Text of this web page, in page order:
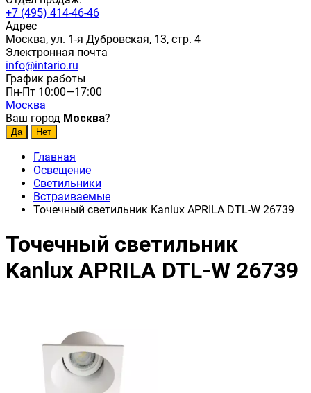
+7 (495) 414-46-46
Адрес
Москва, ул. 1-я Дубровская, 13, стр. 4
Электронная почта
info@intario.ru
График работы
Пн-Пт 10:00—17:00
Москва
Ваш город Москва?
Главная
Освещение
Светильники
Встраиваемые
Точечный светильник Kanlux APRILA DTL-W 26739
Точечный светильник
Kanlux APRILA DTL-W 26739